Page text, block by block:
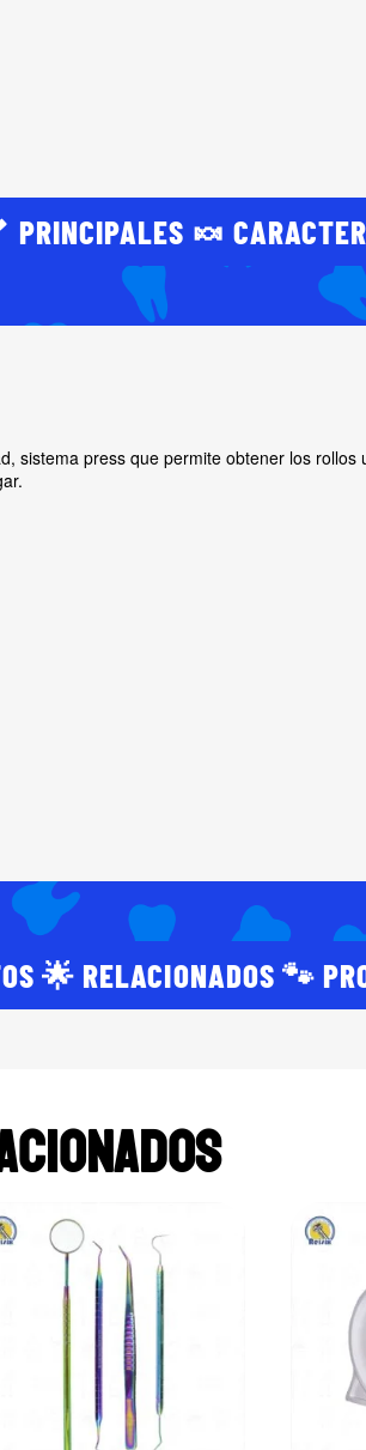
🍬
sistema press que permite obtener los rollos
🌟 RELACIONADOS 🐾